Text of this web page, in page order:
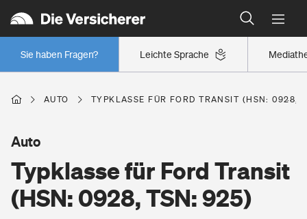
Leichte Sprache
Sie haben Fragen?
Wer versichert was: Jetzt Versicherer finden
Regionalklassen: So ist Ihre Region eingestuft
Wer versichert was: Jetzt Versicherer finden
Berufsunfähigkeitsversicherung
Erwerbsunfähigkeitsversicherung
Wohnen
AUTO TYPKLASSE FÜR FORD TRANSIT (HSN: 0928,
Typklasse für Ford Transit
(HSN: 0928, TSN: 925)
Auto